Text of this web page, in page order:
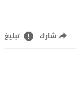
شارك تبليغ